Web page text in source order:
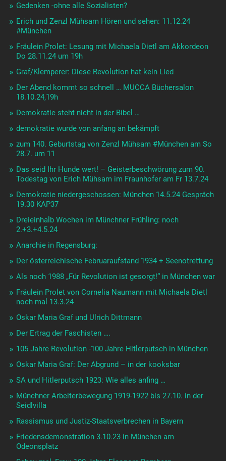
Gedenken -ohne alle Sozialisten?
Erich und Zenzl Mühsam Hören und sehen: 11.12.24
#München
Fräulein Prolet: Lesung mit Michaela Dietl am Akkordeon
Do 28.11.24 um 19h
Graf/Klemperer: Diese Revolution hat kein Lied
Der Abend kommt so schnell … MUCCA Büchersalon
18.10.24,19h
Demokratie steht nicht in der Bibel …
demokratie wurde von anfang an bekämpft
zum 140. Geburtstag von Zenzl Mühsam #München am So
28.7. um 11
Das seid Ihr Hunde wert! – Geisterbeschwörung zum 90.
Todestag von Erich Mühsam im Fraunhofer am Fr 13.7.24
Demokratie niedergeschossen: München 14.5.24 Gespräch
19.30 KAP37
Dreieinhalb Wochen im Münchner Frühling: noch
2.+3.+4.5.24
Anarchie in Regensburg:
Der österreichische Februaraufstand 1934 + Seenotrettung
Als noch 1988 „Für Revolution ist gesorgt!“ in München war
Fräulein Prolet von Cornelia Naumann mit Michaela Dietl
noch mal 13.3.24
Oskar Maria Graf und Ulrich Dittmann
Der Ertrag der Faschisten ….
105 Jahre Revolution -100 Jahre Hitlerputsch in München
Oskar Maria Graf: Der Abgrund – in der kooksbar
SA und Hitlerputsch 1923: Wie alles anfing …
Münchner Arbeiterbewegung 1919-1922 bis 27.10. in der
Seidlvilla
Rassismus und Justiz-Staatsverbrechen in Bayern
Friedensdemonstration 3.10.23 in München am
Odeonsplatz